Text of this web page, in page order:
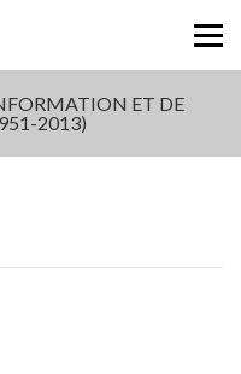
ET DE
2013)